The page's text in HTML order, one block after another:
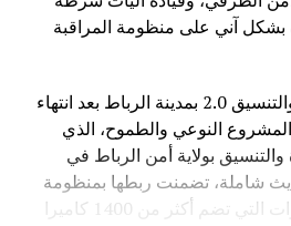
مجالاً للصراع، مؤكدة أن مستقبل
قائماً على الحكمة البشرية
خدمة رفاهية الشعوب
بشكل آني على منظومة المراقبة
ويأتي افتتاح قاعة القيادة والتنسيق 2.0 بمدينة الرباط بعد انتهاء
النوعي والطموح، الذي
بولاية أمن الرباط في
شاملة، تضمنت ربطها بمنظومة
المراقبة الحضرية بالكاميرات التي تضم أكثر من 1400 كاميرا